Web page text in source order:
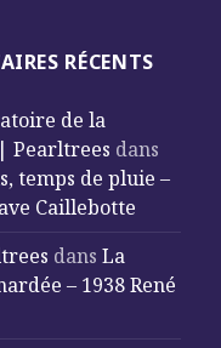
RÉCENTS
de la
Pearltrees dans
temps de pluie –
Caillebotte
dansLa
– 1938 René